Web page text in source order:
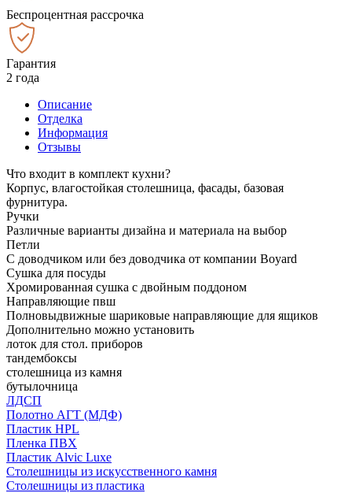
Беспроцентная рассрочка
Гарантия
2 года
Описание
Отделка
Информация
Отзывы
Что входит в комплект кухни?
Корпус, влагостойкая столешница, фасады, базовая
фурнитура.
Ручки
Различные варианты дизайна и материала на выбор
Петли
С доводчиком или без доводчика от компании Boyard
Сушка для посуды
Хромированная сушка с двойным поддоном
Направляющие пвш
Полновыдвижные шариковые направляющие для ящиков
Дополнительно можно установить
лоток для стол. приборов
тандембоксы
столешница из камня
бутылочница
ЛДСП
Полотно АГТ (МДФ)
Пластик HPL
Пленка ПВХ
Пластик Alvic Luxe
Столешницы из искусственного камня
Столешницы из пластика